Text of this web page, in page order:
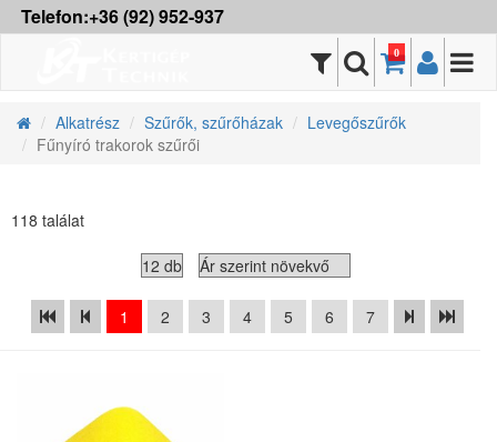
Telefon:+36 (92) 952-937
0
Alkatrész Szűrők, szűrőházak
Levegőszűrők
Fűnyíró trakorok szűrői
118 találat
1 2 3 4 5 6 7